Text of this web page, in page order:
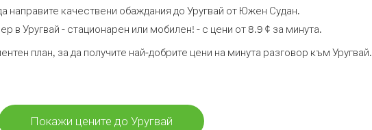
направите качествени обаждания до Уругвай от Южен Судан.
в Уругвай - стационарен или мобилен! - с цени от 8.9 ¢ за минута.
план, за да получите най-добрите цени на минута разговор към Уругвай.
Покажи цените до Уругвай